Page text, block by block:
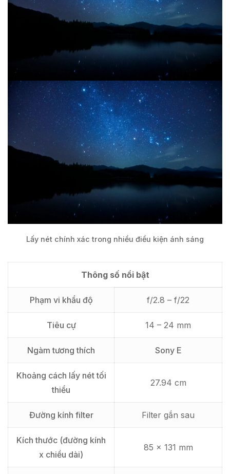
Lấy nét chính xác trong nhiều điều kiện ánh sáng
Thông số nổi bật
Phạm vi khẩu độ f/2.8 – f/22
Tiêu cự 14 – 24 mm
Ngàm tương thích Sony E
Khoảng cách lấy nét tối
thiểu
27.94 cm
Đường kính filter Filter gắn sau
Kích thước (đường kính
x chiều dài)
85 x 131 mm